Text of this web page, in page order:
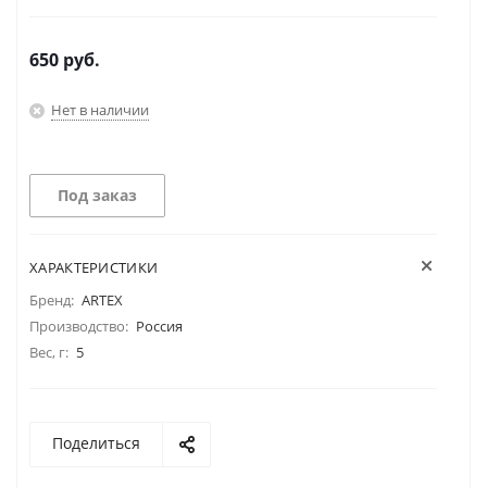
650 руб.
Нет в наличии
Под заказ
ХАРАКТЕРИСТИКИ
Бренд: ARTEX
Производство: Россия
Вес, г: 5
Поделиться